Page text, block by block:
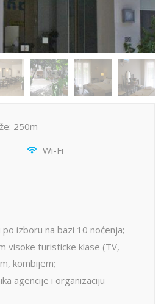
250m
Wi-Fi
izboru na bazi 10 noćenja;
visoke turisticke klase (TV,
kombijem;
agencije i organizaciju